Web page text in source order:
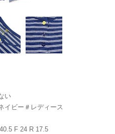
い
イビー＃レディース
F 24 R 17.5